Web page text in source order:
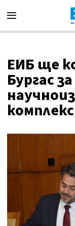
ЕИБ ще
Бургас
комплекс